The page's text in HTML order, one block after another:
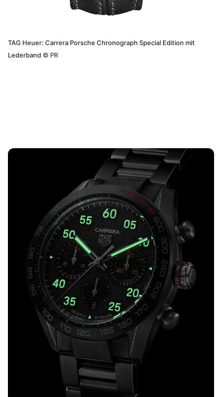
TAG Heuer: Carrera Porsche Chronograph Special Edition mit
Lederband © PR